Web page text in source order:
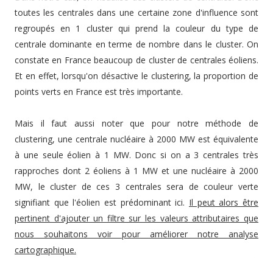
toutes les centrales dans une certaine zone d'influence sont
regroupés en 1 cluster qui prend la couleur du type de
centrale dominante en terme de nombre dans le cluster. On
constate en France beaucoup de cluster de centrales éoliens.
Et en effet, lorsqu'on désactive le clustering, la proportion de
points verts en France est très importante.
Mais il faut aussi noter que pour notre méthode de
clustering, une centrale nucléaire à 2000 MW est équivalente
à une seule éolien à 1 MW. Donc si on a 3 centrales très
rapproches dont 2 éoliens à 1 MW et une nucléaire à 2000
MW, le cluster de ces 3 centrales sera de couleur verte
signifiant que l'éolien est prédominant ici. Il peut alors être
pertinent d'ajouter un filtre sur les valeurs attributaires que
nous souhaitons voir pour améliorer notre analyse
cartographique.